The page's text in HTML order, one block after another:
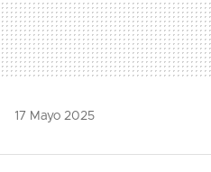
17 Mayo 2025